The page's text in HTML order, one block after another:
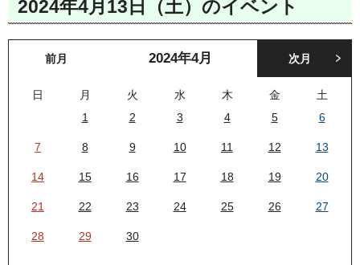
2024年4月13日（土）のイベント
前月 2024年4月 次月
日 月 火 水 木 金
土
1
2 3 4 5 6
7 8 9 10 11 12 13
14 15 16 17 18 19 20
21 22 23 24 25 26 27
28 29 30